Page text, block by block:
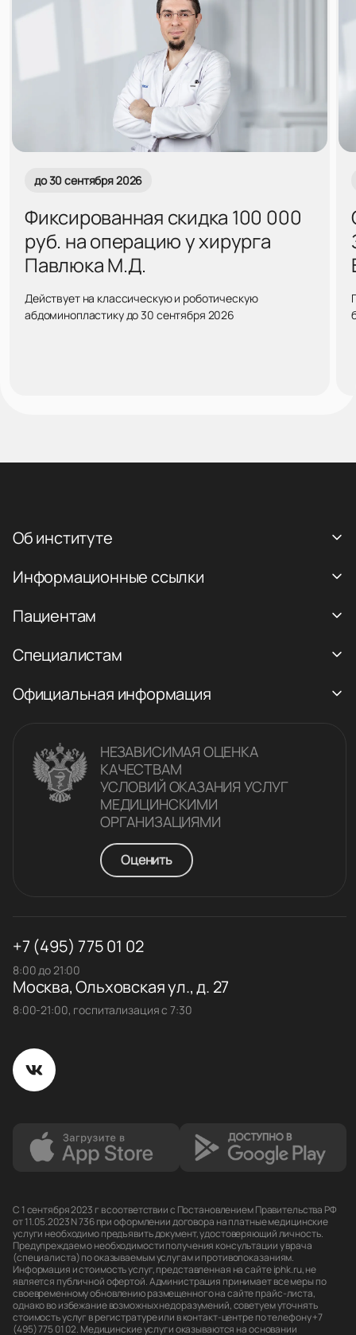
до 30 сентября 2026
Фиксированная скидка 100 000
руб. на операцию у хирурга
Павлюка М.Д.
Действует на классическую и роботическую
абдоминопластику до 30 сентября 2026
Об институте
Информационные ссылки
Пациентам
Специалистам
Официальная информация
НЕЗАВИСИМАЯ ОЦЕНКА
КАЧЕСТВАM
УСЛОВИЙ ОКАЗАНИЯ УСЛУГ
МЕДИЦИНСКИМИ
ОРГАНИЗАЦИЯМИ
Оценить
+7 (495) 775 01 02
8:00 до 21:00
Москва, Ольховская ул., д. 27
8:00-21:00, госпитализация с 7:30
С 1 сентября 2023 г в соответствии с Постановлением Правительства РФ
от 11.05.2023 N 736 при оформлении договора на платные медицинские
услуги необходимо предъявить документ, удостоверяющий личность.
Предупреждаем о необходимости получения консультации у врача
(специалиста) по оказываемым услугам и противопоказаниям.
Информация и стоимость услуг, представленная на сайте iphk.ru, не
является публичной офертой. Администрация принимает все меры по
своевременному обновлению размещенного на сайте прайс-листа,
однако во избежание возможных недоразумений, советуем уточнять
стоимость услуг в регистратуре или в контакт-центре по телефону +7
(495) 775 01 02. Медицинские услуги оказываются на основании